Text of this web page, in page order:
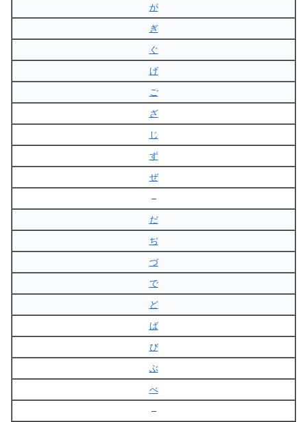
が
ぎ
ぐ
げ
ご
ざ
じ
ず
ぜ
–
だ
ぢ
づ
で
ど
ば
び
ぶ
べ
–